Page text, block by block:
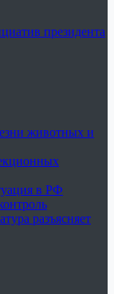
президента
животных и
в РФ
разъясняет